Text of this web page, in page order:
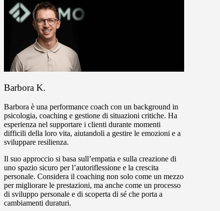
Barbora K.
Barbora è una performance coach con un background in
psicologia, coaching e gestione di situazioni critiche. Ha
esperienza nel supportare i clienti durante momenti
difficili della loro vita, aiutandoli a gestire le emozioni e a
sviluppare resilienza.
Il suo approccio si basa sull’empatia e sulla creazione di
uno spazio sicuro per l’autoriflessione e la crescita
personale. Considera il coaching non solo come un mezzo
per migliorare le prestazioni, ma anche come un processo
di sviluppo personale e di scoperta di sé che porta a
cambiamenti duraturi.